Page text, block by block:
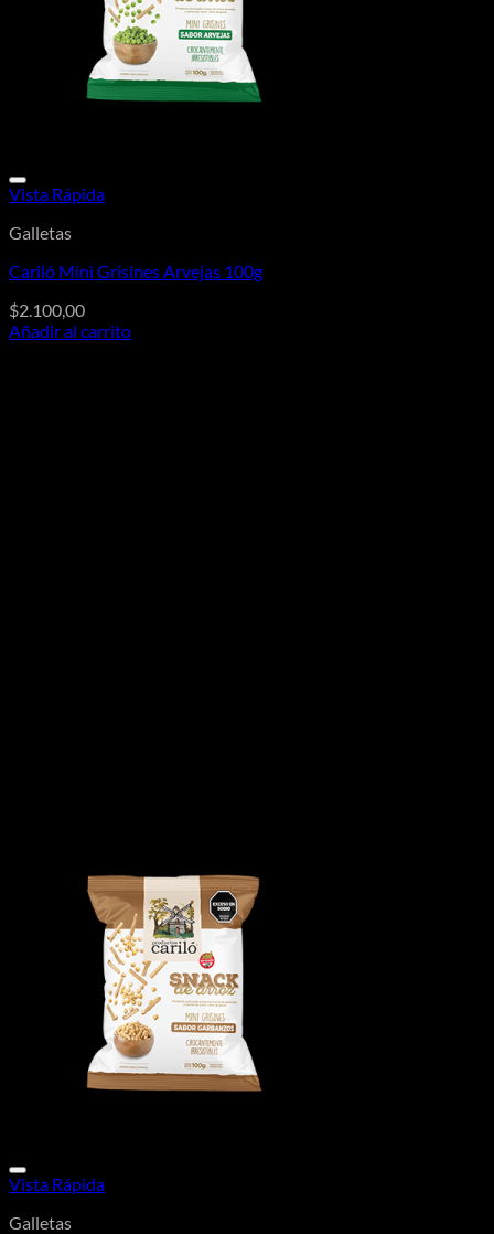
Vista Rápida
Galletas
Cariló Mini Grisines Arvejas 100g
$2.100,00
Añadir al carrito
Vista Rápida
Galletas